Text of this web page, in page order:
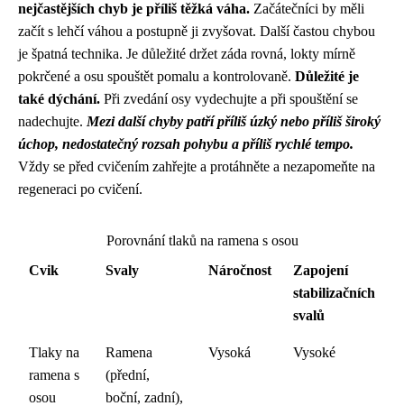
nejčastějších chyb je příliš těžká váha. Začátečníci by měli
začít s lehčí váhou a postupně ji zvyšovat. Další častou chybou
je špatná technika. Je důležité držet záda rovná, lokty mírně
pokrčené a osu spouštět pomalu a kontrolovaně. Důležité je
také dýchání. Při zvedání osy vydechujte a při spouštění se
nadechujte. Mezi další chyby patří příliš úzký nebo příliš široký
úchop, nedostatečný rozsah pohybu a příliš rychlé tempo.
Vždy se před cvičením zahřejte a protáhněte a nezapomeňte na
regeneraci po cvičení.
Porovnání tlaků na ramena s osou
Cvik
Svaly Náročnost
Zapojení
stabilizačních
svalů
Tlaky na
ramena s
osou
Ramena
(přední,
boční, zadní),
Vysoká Vysoké